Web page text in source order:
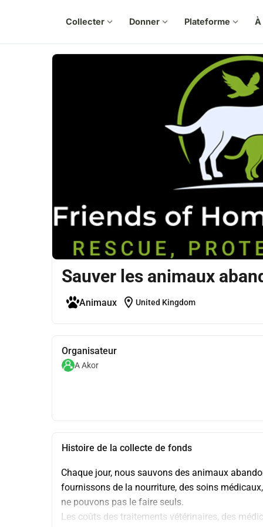
Collecter expand_more Donner expand_more Plateforme expand_more À
Sauver les animaux
Animaux location_on United Kingdom
Organisateur
A Akor
Histoire de la collecte de fonds
Chaque jour, nous sauvons des animaux
fournissons de la nourriture, des soins
ne pouvons pas le faire seuls.
Les coûts des traitements vétérinaires, des